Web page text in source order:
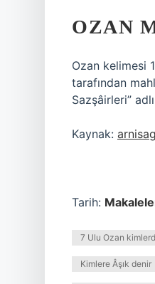
OZAN
Ozan kelimesi
tarafından
Sazşâirleri”
Kaynak:
Tarih:
7 Ulu Ozan
Kimlere Âşık denir